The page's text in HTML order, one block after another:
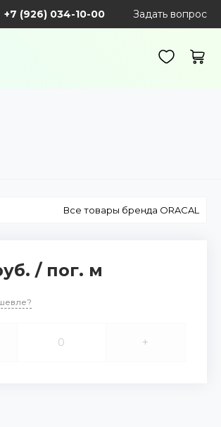
+7 (926) 034-10-00 Задать вопрос
Все товары бренда ORACAL
/ пог. м
+